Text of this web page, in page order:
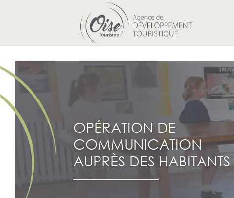
OPÉRATION DE
COMMUNICATION
AUPRÈS DES HABITANTS